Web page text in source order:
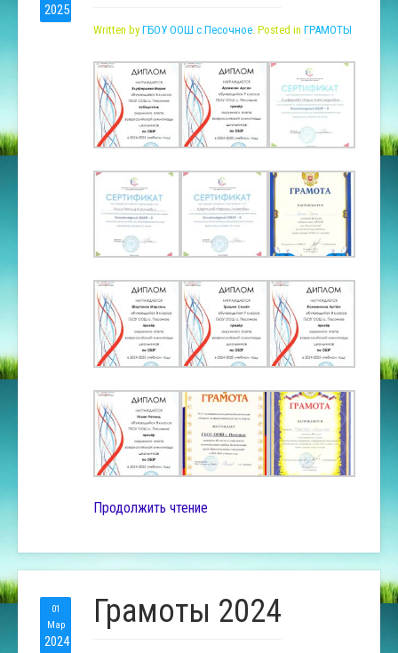
2025
Written by ГБОУ ООШ с.Песочное . Posted in ГРАМОТЫ
Продолжить чтение
01
Мар
2024
Грамоты 2024